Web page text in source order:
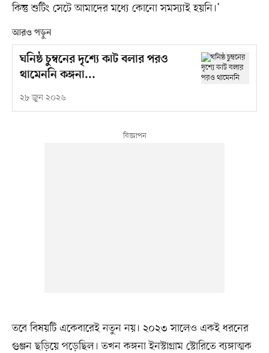
কিন্তু শুটিং সেটে আমাদের মধ্যে কোনো সমস্যাই হয়নি।’
আরও পড়ুন
ঘনিষ্ঠ চুম্বনের দৃশ্যে কাট বলার পরও
থামেননি কঙ্গনা...
২৮ জুন ২০২৬
তবে বিষয়টি একেবারেই নতুন নয়। ২০২৩ সালেও একই ধরনের
গুঞ্জন ছড়িয়ে পড়েছিল। তখন কঙ্গনা ইনস্টাগ্রাম স্টোরিতে ব্যঙ্গাত্মক